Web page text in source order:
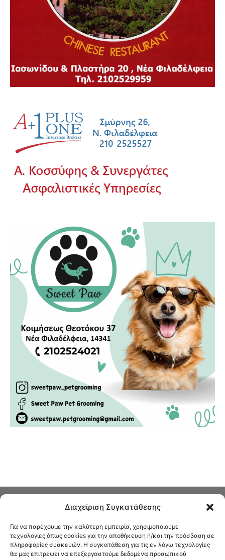
Διαχείριση Συγκατάθεσης
Για να παρέχουμε την καλύτερη εμπειρία, χρησιμοποιούμε
τεχνολογίες όπως cookies για την αποθήκευση ή/και την πρόσβαση σε
πληροφορίες συσκευών. Η συγκατάθεση για τις εν λόγω τεχνολογίες
θα μας επιτρέψει να επεξεργαστούμε δεδομένα προσωπικού
Στο Καφενείο θα βρείτε όλες τις ειδήσεις που αφορούν την Νέα